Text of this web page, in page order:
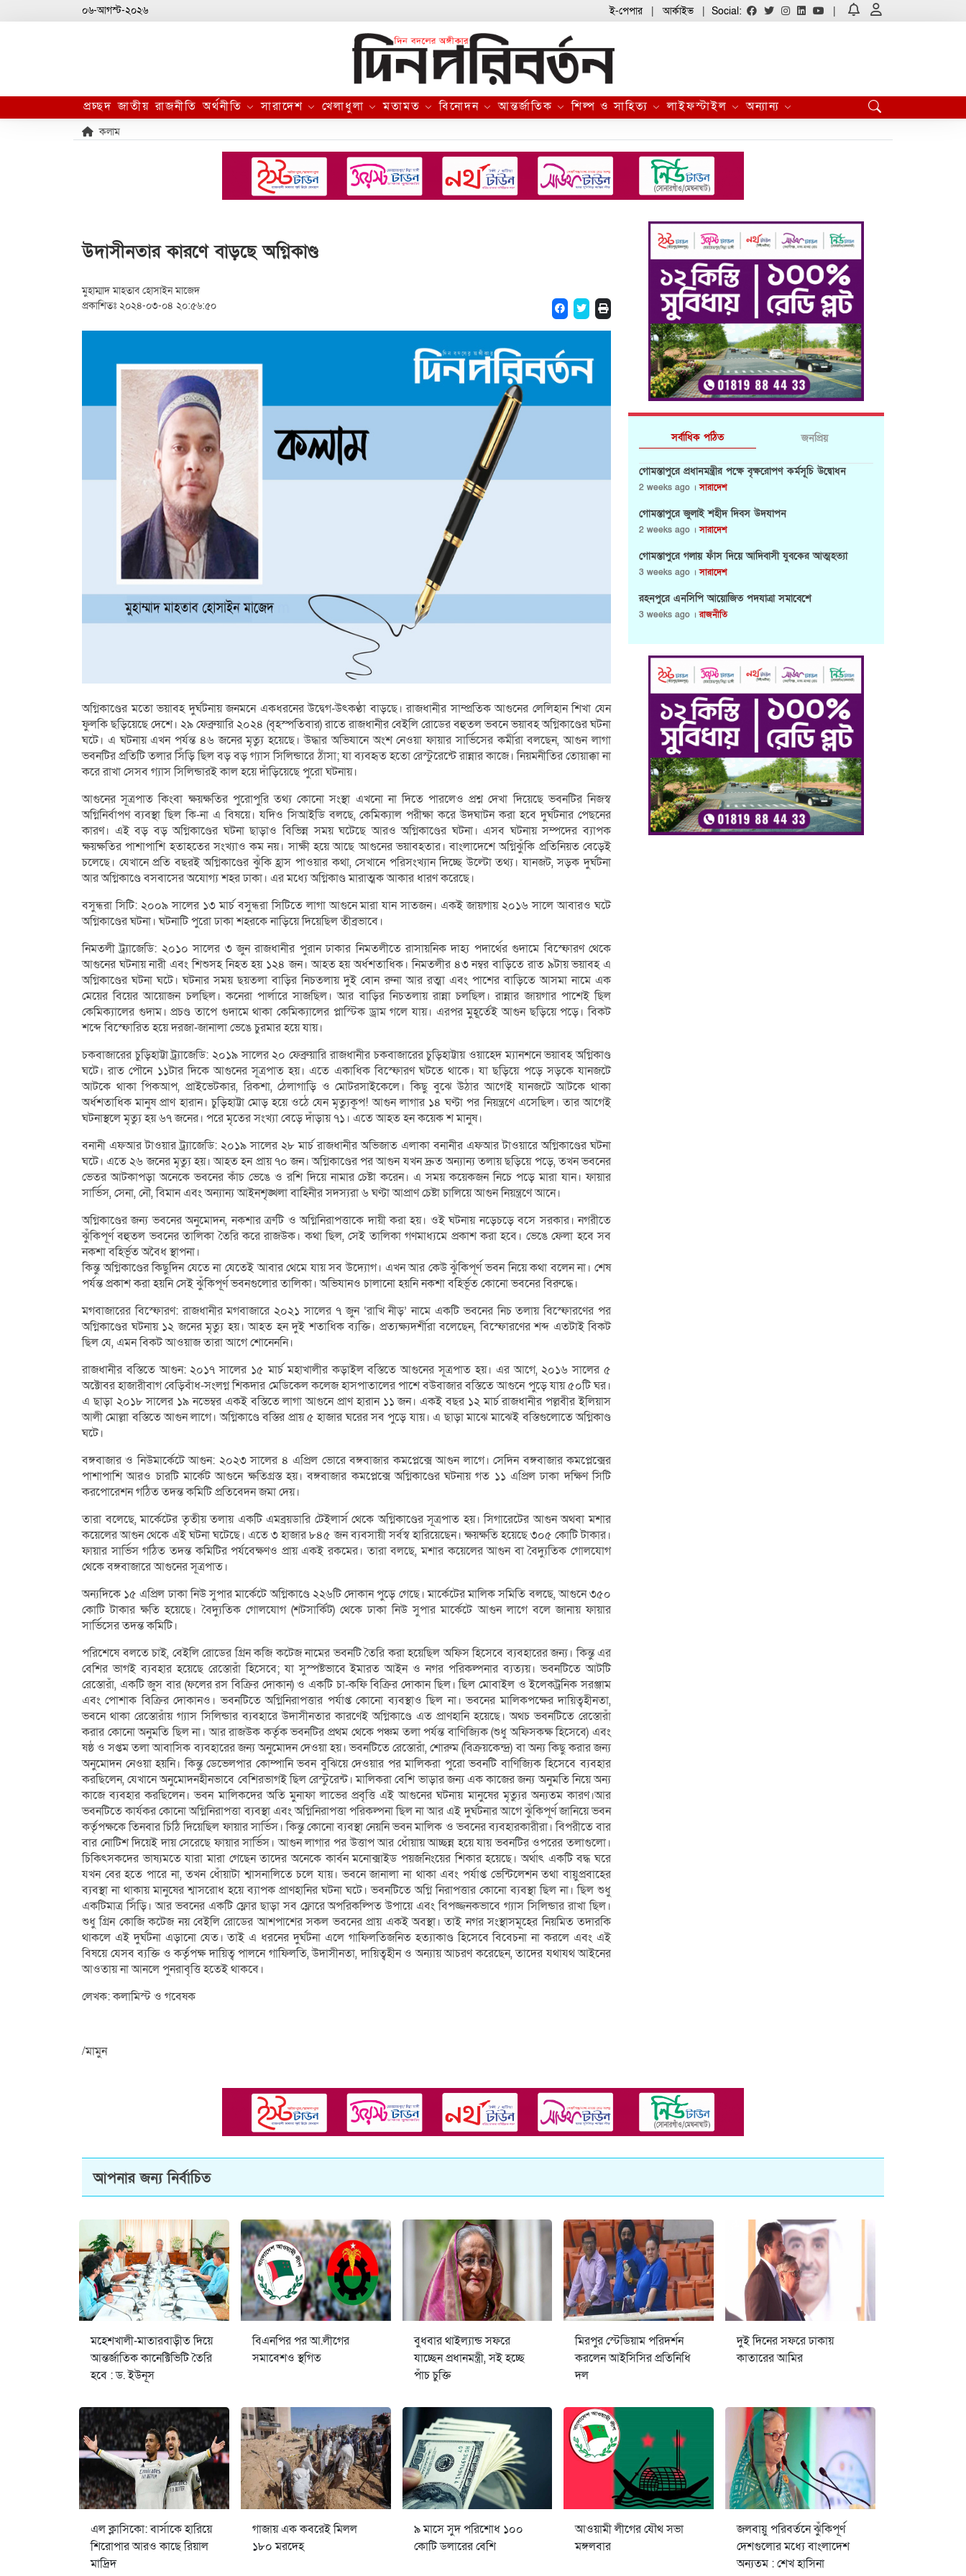
০৬-আগস্ট-২০২৬ ই-পেপার আর্কাইভ Social:
প্রচ্ছদ জাতীয় রাজনীতি অর্থনীতি সারাদেশ খেলাধুলা মতামত বিনোদন আন্তর্জাতিক শিল্প ও সাহিত্য লাইফস্টাইল অন্যান্য
কলাম
উদাসীনতার কারণে বাড়ছে অগ্নিকাণ্ড
মুহাম্মাদ মাহতাব হোসাইন মাজেদ
প্রকাশিতঃ ২০২৪-০৩-০৪ ২০:৫৬:৫০
অগ্নিকাণ্ডের মতো ভয়াবহ দুর্ঘটনায় জনমনে একধরনের উদ্বেগ-উৎকণ্ঠা বাড়ছে। রাজধানীর সাম্প্রতিক আগুনের লেলিহান শিখা যেন
ফুলকি ছড়িয়েছে দেশে। ২৯ ফেব্রুয়ারি ২০২৪ (বৃহস্পতিবার) রাতে রাজধানীর বেইলি রোডের বহুতল ভবনে ভয়াবহ অগ্নিকাণ্ডের ঘটনা
ঘটে। এ ঘটনায় এখন পর্যন্ত ৪৬ জনের মৃত্যু হয়েছে। উদ্ধার অভিযানে অংশ নেওয়া ফায়ার সার্ভিসের কর্মীরা বলছেন, আগুন লাগা
ভবনটির প্রতিটি তলার সিঁড়ি ছিল বড় বড় গ্যাস সিলিন্ডারে ঠাঁসা; যা ব্যবহৃত হতো রেস্টুরেন্টে রান্নার কাজে। নিয়মনীতির তোয়াক্কা না
করে রাখা সেসব গ্যাস সিলিন্ডারই কাল হয়ে দাঁড়িয়েছে পুরো ঘটনায়।
আগুনের সূত্রপাত কিংবা ক্ষয়ক্ষতির পুরোপুরি তথ্য কোনো সংস্থা এখনো না দিতে পারলেও প্রশ্ন দেখা দিয়েছে ভবনটির নিজস্ব
অগ্নিনির্বাপণ ব্যবস্থা ছিল কি-না এ বিষয়ে। যদিও সিআইডি বলছে, কেমিক্যাল পরীক্ষা করে উদঘাটন করা হবে দুর্ঘটনার পেছনের
কারণ। এই বড় বড় অগ্নিকাণ্ডের ঘটনা ছাড়াও বিভিন্ন সময় ঘটেছে আরও অগ্নিকাণ্ডের ঘটনা। এসব ঘটনায় সম্পদের ব্যাপক
ক্ষয়ক্ষতির পাশাপাশি হতাহতের সংখ্যাও কম নয়। সাক্ষী হয়ে আছে আগুনের ভয়াবহতার। বাংলাদেশে অগ্নিঝুঁকি প্রতিনিয়ত বেড়েই
চলেছে। যেখানে প্রতি বছরই অগ্নিকাণ্ডের ঝুঁকি হ্রাস পাওয়ার কথা, সেখানে পরিসংখ্যান দিচ্ছে উল্টো তথ্য। যানজট, সড়ক দুর্ঘটনা
আর অগ্নিকাণ্ডে বসবাসের অযোগ্য শহর ঢাকা। এর মধ্যে অগ্নিকাণ্ড মারাত্মক আকার ধারণ করেছে।
বসুন্ধরা সিটি: ২০০৯ সালের ১৩ মার্চ বসুন্ধরা সিটিতে লাগা আগুনে মারা যান সাতজন। একই জায়গায় ২০১৬ সালে আবারও ঘটে
অগ্নিকাণ্ডের ঘটনা। ঘটনাটি পুরো ঢাকা শহরকে নাড়িয়ে দিয়েছিল তীব্রভাবে।
নিমতলী ট্র্যাজেডি: ২০১০ সালের ৩ জুন রাজধানীর পুরান ঢাকার নিমতলীতে রাসায়নিক দাহ্য পদার্থের গুদামে বিস্ফোরণ থেকে
আগুনের ঘটনায় নারী এবং শিশুসহ নিহত হয় ১২৪ জন। আহত হয় অর্ধশতাধিক। নিমতলীর ৪৩ নম্বর বাড়িতে রাত ৯টায় ভয়াবহ এ
অগ্নিকাণ্ডের ঘটনা ঘটে। ঘটনার সময় ছয়তলা বাড়ির নিচতলায় দুই বোন রুনা আর রত্মা এবং পাশের বাড়িতে আসমা নামে এক
মেয়ের বিয়ের আয়োজন চলছিল। কনেরা পার্লারে সাজছিল। আর বাড়ির নিচতলায় রান্না চলছিল। রান্নার জায়গার পাশেই ছিল
কেমিক্যালের গুদাম। প্রচণ্ড তাপে গুদামে থাকা কেমিক্যালের প্লাস্টিক ড্রাম গলে যায়। এরপর মুহূর্তেই আগুন ছড়িয়ে পড়ে। বিকট
শব্দে বিস্ফোরিত হয়ে দরজা-জানালা ভেঙে চুরমার হয়ে যায়।
চকবাজারের চুড়িহাট্টা ট্র্যাজেডি: ২০১৯ সালের ২০ ফেব্রুয়ারি রাজধানীর চকবাজারের চুড়িহাট্টায় ওয়াহেদ ম্যানশনে ভয়াবহ অগ্নিকাণ্ড
ঘটে। রাত পৌনে ১১টার দিকে আগুনের সূত্রপাত হয়। এতে একাধিক বিস্ফোরণ ঘটতে থাকে। যা ছড়িয়ে পড়ে সড়কে যানজটে
আটকে থাকা পিকআপ, প্রাইভেটকার, রিকশা, ঠেলাগাড়ি ও মোটরসাইকেলে। কিছু বুঝে উঠার আগেই যানজটে আটকে থাকা
অর্ধশতাধিক মানুষ প্রাণ হারান। চুড়িহাট্টা মোড় হয়ে ওঠে যেন মৃত্যুকূপ! আগুন লাগার ১৪ ঘণ্টা পর নিয়ন্ত্রণে এসেছিল। তার আগেই
ঘটনাস্থলে মৃত্যু হয় ৬৭ জনের। পরে মৃতের সংখ্যা বেড়ে দাঁড়ায় ৭১। এতে আহত হন কয়েক শ মানুষ।
বনানী এফআর টাওয়ার ট্র্যাজেডি: ২০১৯ সালের ২৮ মার্চ রাজধানীর অভিজাত এলাকা বনানীর এফআর টাওয়ারে অগ্নিকাণ্ডের ঘটনা
ঘটে। এতে ২৬ জনের মৃত্যু হয়। আহত হন প্রায় ৭০ জন। অগ্নিকাণ্ডের পর আগুন যখন দ্রুত অন্যান্য তলায় ছড়িয়ে পড়ে, তখন ভবনের
ভেতর আটকাপড়া অনেকে ভবনের কাঁচ ভেঙে ও রশি দিয়ে নামার চেষ্টা করেন। এ সময় কয়েকজন নিচে পড়ে মারা যান। ফায়ার
সার্ভিস, সেনা, নৌ, বিমান এবং অন্যান্য আইনশৃঙ্খলা বাহিনীর সদস্যরা ৬ ঘণ্টা আপ্রাণ চেষ্টা চালিয়ে আগুন নিয়ন্ত্রণে আনে।
অগ্নিকাণ্ডের জন্য ভবনের অনুমোদন, নকশার ত্রুটি ও অগ্নিনিরাপত্তাকে দায়ী করা হয়। ওই ঘটনায় নড়েচড়ে বসে সরকার। নগরীতে
ঝুঁকিপূর্ণ বহুতল ভবনের তালিকা তৈরি করে রাজউক। কথা ছিল, সেই তালিকা গণমাধ্যমে প্রকাশ করা হবে। ভেঙে ফেলা হবে সব
নকশা বহির্ভূত অবৈধ স্থাপনা।
কিন্তু অগ্নিকাণ্ডের কিছুদিন যেতে না যেতেই আবার থেমে যায় সব উদ্যোগ। এখন আর কেউ ঝুঁকিপূর্ণ ভবন নিয়ে কথা বলেন না। শেষ
পর্যন্ত প্রকাশ করা হয়নি সেই ঝুঁকিপূর্ণ ভবনগুলোর তালিকা। অভিযানও চালানো হয়নি নকশা বহির্ভূত কোনো ভবনের বিরুদ্ধে।
মগবাজারের বিস্ফোরণ: রাজধানীর মগবাজারে ২০২১ সালের ৭ জুন ‘রাখি নীড়’ নামে একটি ভবনের নিচ তলায় বিস্ফোরণের পর
অগ্নিকাণ্ডের ঘটনায় ১২ জনের মৃত্যু হয়। আহত হন দুই শতাধিক ব্যক্তি। প্রত্যক্ষ্যদর্শীরা বলেছেন, বিস্ফোরণের শব্দ এতটাই বিকট
ছিল যে, এমন বিকট আওয়াজ তারা আগে শোনেননি।
রাজধানীর বস্তিতে আগুন: ২০১৭ সালের ১৫ মার্চ মহাখালীর কড়াইল বস্তিতে আগুনের সূত্রপাত হয়। এর আগে, ২০১৬ সালের ৫
অক্টোবর হাজারীবাগ বেড়িবাঁধ-সংলগ্ন শিকদার মেডিকেল কলেজ হাসপাতালের পাশে বউবাজার বস্তিতে আগুনে পুড়ে যায় ৫০টি ঘর।
এ ছাড়া ২০১৮ সালের ১৯ নভেম্বর একই বস্তিতে লাগা আগুনে প্রাণ হারান ১১ জন। একই বছর ১২ মার্চ রাজধানীর পল্লবীর ইলিয়াস
আলী মোল্লা বস্তিতে আগুন লাগে। অগ্নিকাণ্ডে বস্তির প্রায় ৫ হাজার ঘরের সব পুড়ে যায়। এ ছাড়া মাঝে মাঝেই বস্তিগুলোতে অগ্নিকাণ্ড
ঘটে।
বঙ্গবাজার ও নিউমার্কেটে আগুন: ২০২৩ সালের ৪ এপ্রিল ভোরে বঙ্গবাজার কমপ্লেক্সে আগুন লাগে। সেদিন বঙ্গবাজার কমপ্লেক্সের
পাশাপাশি আরও চারটি মার্কেট আগুনে ক্ষতিগ্রস্ত হয়। বঙ্গবাজার কমপ্লেক্সে অগ্নিকাণ্ডের ঘটনায় গত ১১ এপ্রিল ঢাকা দক্ষিণ সিটি
করপোরেশন গঠিত তদন্ত কমিটি প্রতিবেদন জমা দেয়।
তারা বলেছে, মার্কেটের তৃতীয় তলায় একটি এমব্রয়ডারি টেইলার্স থেকে অগ্নিকাণ্ডের সূত্রপাত হয়। সিগারেটের আগুন অথবা মশার
কয়েলের আগুন থেকে এই ঘটনা ঘটেছে। এতে ৩ হাজার ৮৪৫ জন ব্যবসায়ী সর্বস্ব হারিয়েছেন। ক্ষয়ক্ষতি হয়েছে ৩০৫ কোটি টাকার।
ফায়ার সার্ভিস গঠিত তদন্ত কমিটির পর্যবেক্ষণও প্রায় একই রকমের। তারা বলছে, মশার কয়েলের আগুন বা বৈদ্যুতিক গোলযোগ
থেকে বঙ্গবাজারে আগুনের সূত্রপাত।
অন্যদিকে ১৫ এপ্রিল ঢাকা নিউ সুপার মার্কেটে অগ্নিকাণ্ডে ২২৬টি দোকান পুড়ে গেছে। মার্কেটের মালিক সমিতি বলছে, আগুনে ৩৫০
কোটি টাকার ক্ষতি হয়েছে। বৈদ্যুতিক গোলযোগ (শটসার্কিট) থেকে ঢাকা নিউ সুপার মার্কেটে আগুন লাগে বলে জানায় ফায়ার
সার্ভিসের তদন্ত কমিটি।
পরিশেষে বলতে চাই, বেইলি রোডের গ্রিন কজি কটেজ নামের ভবনটি তৈরি করা হয়েছিল অফিস হিসেবে ব্যবহারের জন্য। কিন্তু এর
বেশির ভাগই ব্যবহার হয়েছে রেস্তোরাঁ হিসেবে; যা সুস্পষ্টভাবে ইমারত আইন ও নগর পরিকল্পনার ব্যত্যয়। ভবনটিতে আটটি
রেস্তোরাঁ, একটি জুস বার (ফলের রস বিক্রির দোকান) ও একটি চা-কফি বিক্রির দোকান ছিল। ছিল মোবাইল ও ইলেকট্রনিক সরঞ্জাম
এবং পোশাক বিক্রির দোকানও। ভবনটিতে অগ্নিনিরাপত্তার পর্যাপ্ত কোনো ব্যবস্থাও ছিল না। ভবনের মালিকপক্ষের দায়িত্বহীনতা,
ভবনে থাকা রেস্তোরাঁয় গ্যাস সিলিন্ডার ব্যবহারে উদাসীনতার কারণেই অগ্নিকাণ্ডে এত প্রাণহানি হয়েছে। অথচ ভবনটিতে রেস্তোরাঁ
করার কোনো অনুমতি ছিল না। আর রাজউক কর্তৃক ভবনটির প্রথম থেকে পঞ্চম তলা পর্যন্ত বাণিজ্যিক (শুধু অফিসকক্ষ হিসেবে) এবং
ষষ্ঠ ও সপ্তম তলা আবাসিক ব্যবহারের জন্য অনুমোদন দেওয়া হয়। ভবনটিতে রেস্তোরাঁ, শোরুম (বিক্রয়কেন্দ্র) বা অন্য কিছু করার জন্য
অনুমোদন নেওয়া হয়নি। কিন্তু ডেভেলপার কোম্পানি ভবন বুঝিয়ে দেওয়ার পর মালিকরা পুরো ভবনটি বাণিজ্যিক হিসেবে ব্যবহার
করছিলেন, যেখানে অনুমোদনহীনভাবে বেশিরভাগই ছিল রেস্টুরেন্ট। মালিকরা বেশি ভাড়ার জন্য এক কাজের জন্য অনুমতি নিয়ে অন্য
কাজে ব্যবহার করছিলেন। ভবন মালিকদের অতি মুনাফা লাভের প্রবৃত্তি এই আগুনের ঘটনায় মানুষের মৃত্যুর অন্যতম কারণ।আর
ভবনটিতে কার্যকর কোনো অগ্নিনিরাপত্তা ব্যবস্থা এবং অগ্নিনিরাপত্তা পরিকল্পনা ছিল না আর এই দুর্ঘটনার আগে ঝুঁকিপূর্ণ জানিয়ে ভবন
কর্তৃপক্ষকে তিনবার চিঠি দিয়েছিল ফায়ার সার্ভিস। কিন্তু কোনো ব্যবস্থা নেয়নি ভবন মালিক ও ভবনের ব্যবহারকারীরা। বিপরীতে বার
বার নোটিশ দিয়েই দায় সেরেছে ফায়ার সার্ভিস। আগুন লাগার পর উত্তাপ আর ধোঁয়ায় আচ্ছন্ন হয়ে যায় ভবনটির ওপরের তলাগুলো।
চিকিৎসকদের ভাষ্যমতে যারা মারা গেছেন তাদের অনেকে কার্বন মনোক্সাইড পয়জনিংয়ের শিকার হয়েছে। অর্থাৎ একটি বদ্ধ ঘরে
যখন বের হতে পারে না, তখন ধোঁয়াটা শ্বাসনালিতে চলে যায়। ভবনে জানালা না থাকা এবং পর্যাপ্ত ভেন্টিলেশন তথা বায়ুপ্রবাহের
ব্যবস্থা না থাকায় মানুষের শ্বাসরোধ হয়ে ব্যাপক প্রাণহানির ঘটনা ঘটে। ভবনটিতে অগ্নি নিরাপত্তার কোনো ব্যবস্থা ছিল না। ছিল শুধু
একটিমাত্র সিঁড়ি। আর ভবনের একটি ফ্লোর ছাড়া সব ফ্লোরে অপরিকল্পিত উপায়ে এবং বিপজ্জনকভাবে গ্যাস সিলিন্ডার রাখা ছিল।
শুধু গ্রিন কোজি কটেজ নয় বেইলি রোডের আশপাশের সকল ভবনের প্রায় একই অবস্থা। তাই নগর সংস্থাসমূহের নিয়মিত তদারকি
থাকলে এই দুর্ঘটনা এড়ানো যেত। তাই এ ধরনের দুর্ঘটনা এলে গাফিলতিজনিত হত্যাকাণ্ড হিসেবে বিবেচনা না করলে এবং এই
বিষয়ে যেসব ব্যক্তি ও কর্তৃপক্ষ দায়িত্ব পালনে গাফিলতি, উদাসীনতা, দায়িত্বহীন ও অন্যায় আচরণ করেছেন, তাদের যথাযথ আইনের
আওতায় না আনলে পুনরাবৃত্তি হতেই থাকবে।
লেখক: কলামিস্ট ও গবেষক
/মামুন
সর্বাধিক পঠিত জনপ্রিয়
গোমস্তাপুরে প্রধানমন্ত্রীর পক্ষে বৃক্ষরোপণ কর্মসূচি উদ্বোধন
2 weeks ago ।সারাদেশ
গোমস্তাপুরে জুলাই শহীদ দিবস উদযাপন
2 weeks ago ।সারাদেশ
গোমস্তাপুরে গলায় ফাঁস দিয়ে আদিবাসী যুবকের আত্মহত্যা
3 weeks ago ।সারাদেশ
রহনপুরে এনসিপি আয়োজিত পদযাত্রা সমাবেশে
3 weeks ago ।রাজনীতি
আপনার জন্য নির্বাচিত
মহেশখালী-মাতারবাড়ীত দিয়ে
আন্তর্জাতিক কানেক্টিভিটি তৈরি
হবে : ড. ইউনূস
বিএনপির পর আ.লীগের
সমাবেশও স্থগিত
বুধবার থাইল্যান্ড সফরে
যাচ্ছেন প্রধানমন্ত্রী, সই হচ্ছে
পাঁচ চুক্তি
মিরপুর স্টেডিয়াম পরিদর্শন
করলেন আইসিসির প্রতিনিধি
দল
দুই দিনের সফরে ঢাকায়
কাতারের আমির
এল ক্লাসিকো: বার্সাকে হারিয়ে
শিরোপার আরও কাছে রিয়াল
মাদ্রিদ
গাজায় এক কবরেই মিলল
১৮০ মরদেহ
৯ মাসে সুদ পরিশোধ ১০০
কোটি ডলারের বেশি
আওয়ামী লীগের যৌথ সভা
মঙ্গলবার
জলবায়ু পরিবর্তনে ঝুঁকিপূর্ণ
দেশগুলোর মধ্যে বাংলাদেশ
অন্যতম : শেখ হাসিনা